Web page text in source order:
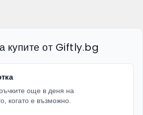
купите от Giftly.bg
още в деня на
когато е възможно.